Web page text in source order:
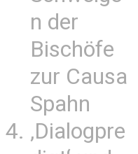
n der
Bischöfe
zur Causa
Spahn
‚Dialogpre